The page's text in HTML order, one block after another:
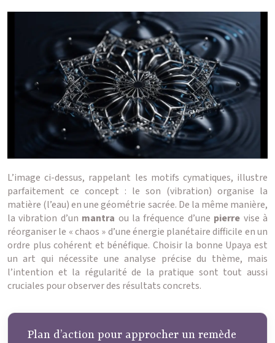
L’image ci-dessus, rappelant les motifs cymatiques, illustre
parfaitement ce concept : le son (vibration) organise la
matière (l’eau) en une géométrie sacrée. De la même manière,
la vibration d’un mantra ou la fréquence d’une pierre vise à
réorganiser le « chaos » d’une énergie planétaire difficile en un
ordre plus cohérent et bénéfique. Choisir la bonne Upaya est
un art qui nécessite une analyse précise du thème, mais
l’intention et la régularité de la pratique sont tout aussi
cruciales pour observer des résultats concrets.
Plan d’action pour approcher un remède